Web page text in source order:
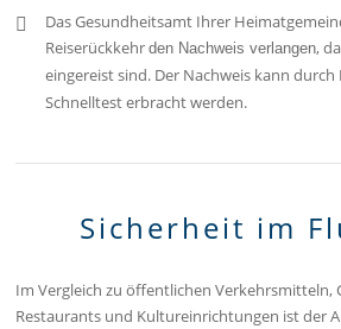
Das Gesundheitsamt Ihrer
Reiserückkehrden Nachweis verlangen,
eingereist sind. Der Nachweis kann durch
Schnelltest erbracht werden.
Sicherheit im
Im Vergleich zu öffentlichen Verkehrsmitteln,
Restaurants und Kultureinrichtungen ist der